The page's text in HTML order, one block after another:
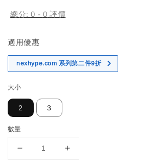
總分:0 - 0 評價
適用優惠
nexhype.com 系列第二件9折
大小
2 3
數量